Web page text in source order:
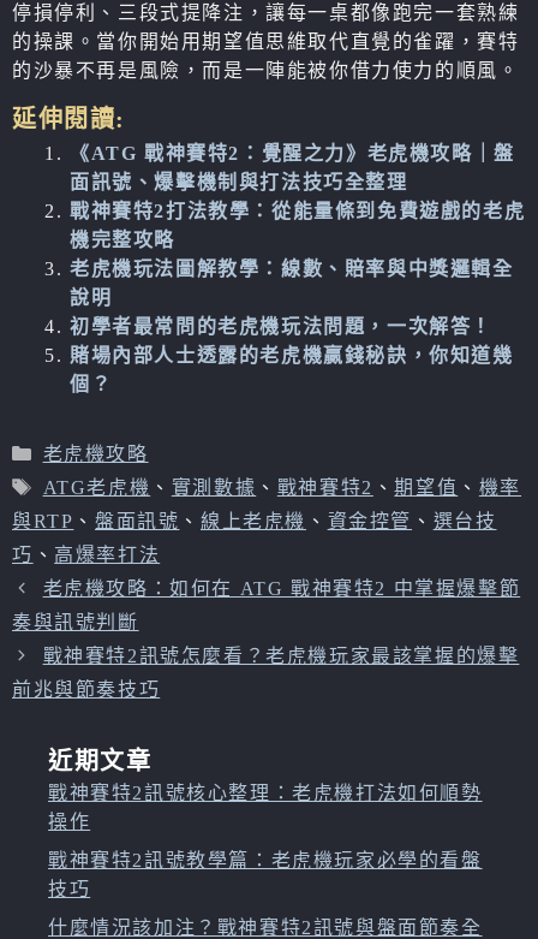
停損停利、三段式提降注，讓每一桌都像跑完一套熟練
的操課。當你開始用期望值思維取代直覺的雀躍，賽特
的沙暴不再是風險，而是一陣能被你借力使力的順風。
延伸閱讀:
《ATG 戰神賽特2：覺醒之力》老虎機攻略｜盤
面訊號、爆擊機制與打法技巧全整理
戰神賽特2打法教學：從能量條到免費遊戲的老虎
機完整攻略
老虎機玩法圖解教學：線數、賠率與中獎邏輯全
說明
初學者最常問的老虎機玩法問題，一次解答！
賭場內部人士透露的老虎機贏錢秘訣，你知道幾
個？
分
類
老虎機攻略
標
籤
ATG老虎機 、 實測數據 、 戰神賽特2 、期望值 、 機率
與RTP 、盤面訊號 、線上老虎機 、 資金控管 、 選台技
巧 、 高爆率打法
老虎機攻略：如何在 ATG 戰神賽特2 中掌握爆擊節
奏與訊號判斷
戰神賽特2訊號怎麼看？老虎機玩家最該掌握的爆擊
前兆與節奏技巧
近期文章
戰神賽特2訊號核心整理：老虎機打法如何順勢
操作
戰神賽特2訊號教學篇：老虎機玩家必學的看盤
技巧
什麼情況該加注？戰神賽特2訊號與盤面節奏全